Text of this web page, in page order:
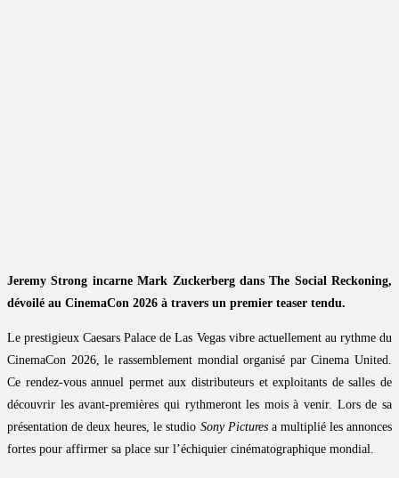
Jeremy Strong incarne Mark Zuckerberg dans The Social Reckoning,
dévoilé au CinemaCon 2026 à travers un premier teaser tendu.
Le prestigieux Caesars Palace de Las Vegas vibre actuellement au rythme du
CinemaCon 2026, le rassemblement mondial organisé par Cinema United.
Ce rendez-vous annuel permet aux distributeurs et exploitants de salles de
découvrir les avant-premières qui rythmeront les mois à venir. Lors de sa
présentation de deux heures, le studio Sony Picturesa multiplié les annonces
fortes pour affirmer sa place sur l’échiquier cinématographique mondial.